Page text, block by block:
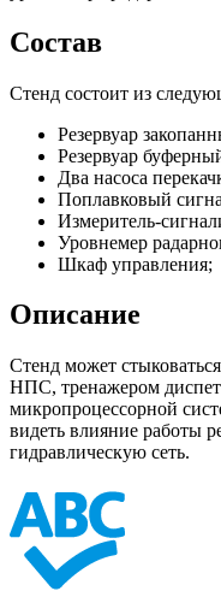
Состав
Стенд состоит из
Резервуар
Резервуар
Два насоса
Поплавковый
Измеритель-
Уровнемер
Шкаф управления;
Описание
Стенд может
НПС, тренажером
микропроцессорной
видеть влияние работы
гидравлическую сеть.